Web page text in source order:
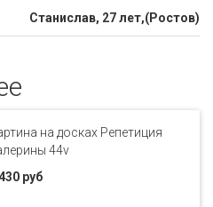
Станислав, 27 лет,(Ростов)
на досках Репетиция
44v
руб